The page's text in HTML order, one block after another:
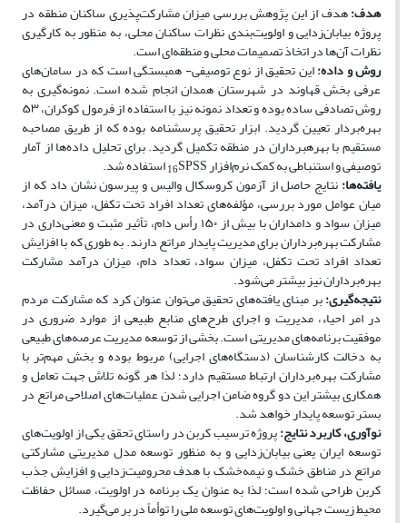
هدف:هدف از این پژوهش بررسی میزان مشارکت­‌پذیری ساکنان منطقه در
پروژه بیابان‌زدایی و اولویت‌بندی نظرات ساکنان محلی، به منظور به کارگیری
نظرات آن­‌ها در اتخاذ تصمیمات محلی و منطقه‌ای است.
روش و داده:این تحقیق از نوع توصیفی- همبستگی است که در سامان‌های
عرفی بخش قهاوند در شهرستان همدان انجام شده است. نمونه­‌گیری به
روش تصادفی ساده بوده و تعداد نمونه نیز با استفاده از فرمول کوکران، ۵۳
بهره‌­بردار تعیین گردید. ابزار تحقیق پرسشنامه بوده که از طریق مصاحبه
مستقیم با بهره­برداران در منطقه تکمیل گردید. برای تحلیل داده‌­ها از آمار
توصیفی و استنباطی به کمک نرم‌افزار 16SPSS استفاده شد.
یافته‌ها:نتایج حاصل از آزمون کروسکال والیس و پیرسون نشان داد که از
میان عوامل مورد بررسی، مؤلفه‌های تعداد افراد تحت تکفل، میزان درآمد،
میزان سواد و دامداران با بیش از ۱۵۰ رأس دام، تاًثیر مثبت و معنی‌­داری در
مشارکت بهره‌­برداران برای مدیریت پایدار مراتع دارند. به طوری که با افزایش
تعداد افراد تحت تکفل، میزان سواد، تعداد دام، میزان درآمد مشارکت
بهره‌برداران نیز بیشتر می­‌شود.
نتیجه‌گیری:بر مبنای یافته‌های تحقیق می‌توان عنوان کرد که مشارکت مردم
در امر احیاء، مدیریت و اجرای طرح‌های منابع طبیعی از موارد ضروری در
موفقیت برنامه‌های مدیریتی است. بخشی از توسعه مدیریت عرصه‌های طبیعی
به دخالت کارشناسان (دستگاه‌های اجرایی) مربوط بوده و بخش مهم‌­تر با
مشارکت بهره‌­برداران ارتباط مستقیم دارد؛ لذا هر گونه تلاش جهت تعامل و
همکاری بیشتر این دو گروه ضامن اجرایی شدن عملیات­‌های اصلاحی مراتع در
بستر توسعه پایدار خواهد شد.
نوآوری، کاربرد نتایج:پروژه ترسیب کربن در راستای تحقق یکی از اولویت‌های
توسعه ایران یعنی بیابان‌زدایی و به منظور توسعه مدل مدیریتی مشارکتی
مراتع در مناطق خشک و نیمه­‌خشک با هدف محرومیت‌زدایی و افزایش جذب
کربن طراحی شده است؛ لذا به عنوان یک برنامه در اولویت، مسائل حفاظت
محیط زیست جهانی و اولویت‌های توسعه ملی را توأماً در بر می‌گیرد.